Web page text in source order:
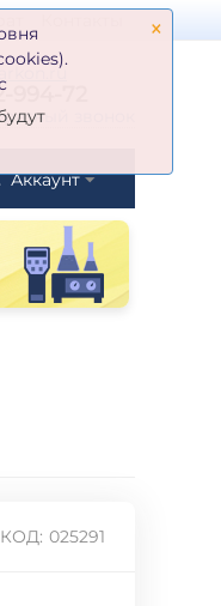
×
994-72
звонок
Аккаунт
КОД: 025291